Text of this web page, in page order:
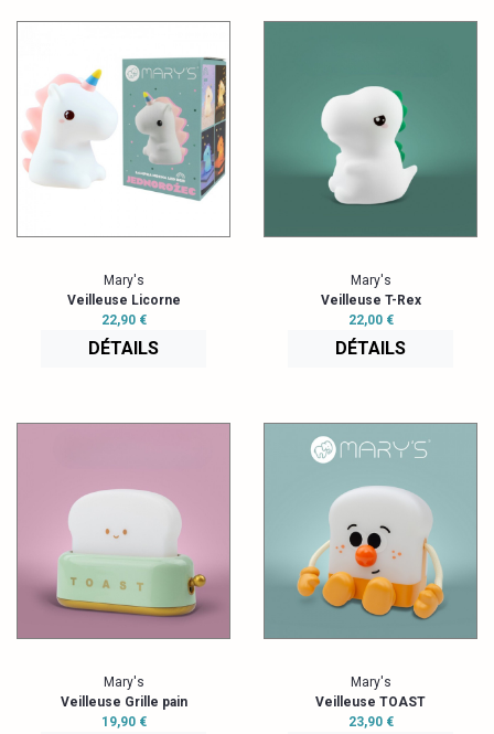
Mary's
Veilleuse Licorne
22,90 €
DÉTAILS
Mary's
Veilleuse T-Rex
22,00 €
DÉTAILS
Mary's
Veilleuse Grille pain
19,90 €
Mary's
Veilleuse TOAST
23,90 €